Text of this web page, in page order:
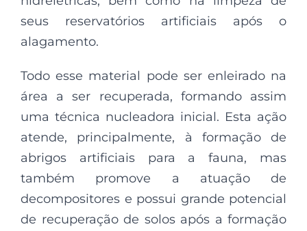
seus reservatórios artificiais após o
alagamento.
Todo esse material pode ser enleirado na
área a ser recuperada, formando assim
uma técnica nucleadora inicial. Esta ação
atende, principalmente, à formação de
abrigos artificiais para a fauna, mas
também promove a atuação de
decompositores e possui grande potencial
de recuperação de solos após a formação